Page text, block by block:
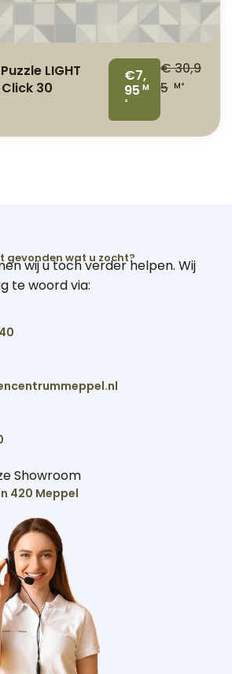
LIGHT
30
€7,
95 M
²
€30,9
5 M²
gevonden wat u zocht?
wij u toch verder helpen. Wij
te woord via:
Showroom
420 Meppel